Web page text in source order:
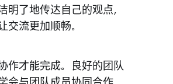
明了地传达自己的观点，
交流更加顺畅。
作才能完成。良好的团队